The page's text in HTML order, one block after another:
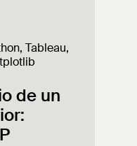
Tableau,
de un